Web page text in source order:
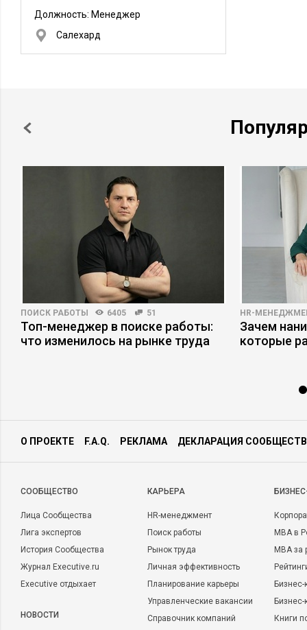
Должность: Менеджер
Салехард
ПОИСК РАБОТЫ 6405 51
Топ-менеджер в поиске работы:
что изменилось на рынке труда
HR-
Зачем
которые
О ПРОЕКТЕ F.A.Q. РЕКЛАМА ДЕКЛАРАЦИЯ
CООБЩЕСТВО
Лица Сообщества
Лига экспертов
История Сообщества
Журнал Executive.ru
Executive отдыхает
НОВОСТИ
КАРЬЕРА
HR-менеджмент
Поиск работы
Рынок труда
Личная эффективность
Планирование карьеры
Управленческие вакансии
Справочник компаний
MBA в
MBA
Бизнес-
Книги